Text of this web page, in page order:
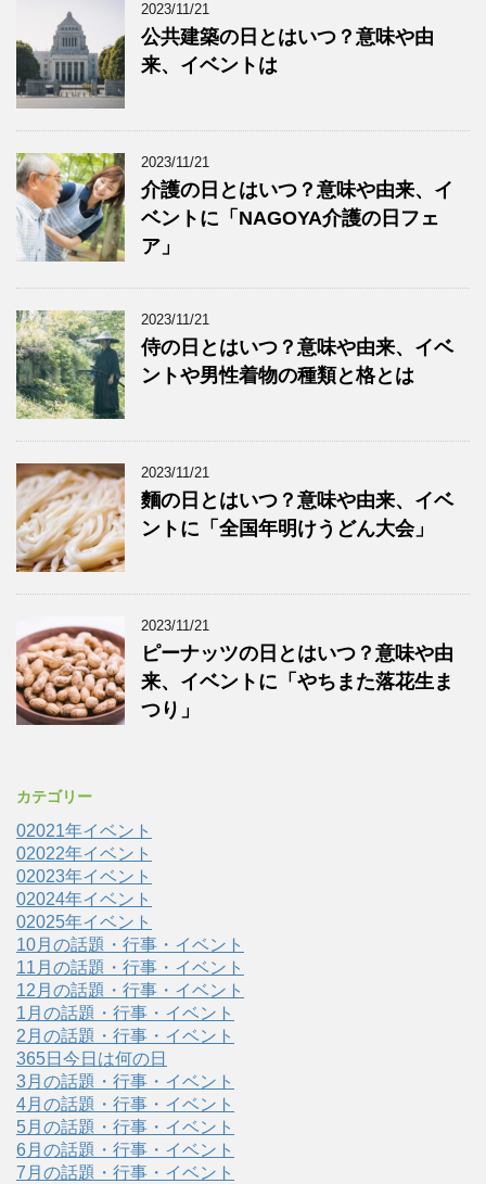
2023/11/21
公共建築の日とはいつ？意味や由
来、イベントは
2023/11/21
介護の日とはいつ？意味や由来、イ
ベントに「NAGOYA介護の日フェ
ア」
2023/11/21
侍の日とはいつ？意味や由来、イベ
ントや男性着物の種類と格とは
2023/11/21
麵の日とはいつ？意味や由来、イベ
ントに「全国年明けうどん大会」
2023/11/21
ピーナッツの日とはいつ？意味や由
来、イベントに「やちまた落花生ま
つり」
カテゴリー
02021年イベント
02022年イベント
02023年イベント
02024年イベント
02025年イベント
10月の話題・行事・イベント
11月の話題・行事・イベント
12月の話題・行事・イベント
1月の話題・行事・イベント
2月の話題・行事・イベント
365日今日は何の日
3月の話題・行事・イベント
4月の話題・行事・イベント
5月の話題・行事・イベント
6月の話題・行事・イベント
7月の話題・行事・イベント